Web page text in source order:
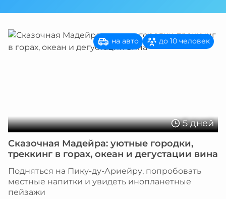
5 дней
на авто до 10 человек
Сказочная Мадейра: уютные городки,
треккинг в горах, океан и дегустации вина
Подняться на Пику-ду-Ариейру, попробовать
местные напитки и увидеть инопланетные
пейзажи